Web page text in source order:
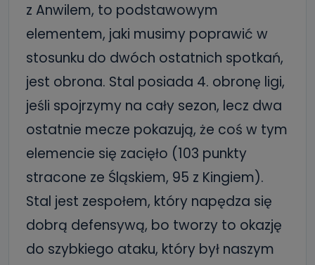
z Anwilem, to podstawowym
elementem, jaki musimy poprawić w
stosunku do dwóch ostatnich spotkań,
jest obrona. Stal posiada 4. obronę ligi,
jeśli spojrzymy na cały sezon, lecz dwa
ostatnie mecze pokazują, że coś w tym
elemencie się zacięło (103 punkty
stracone ze Śląskiem, 95 z Kingiem).
Stal jest zespołem, który napędza się
dobrą defensywą, bo tworzy to okazję
do szybkiego ataku, który był naszym